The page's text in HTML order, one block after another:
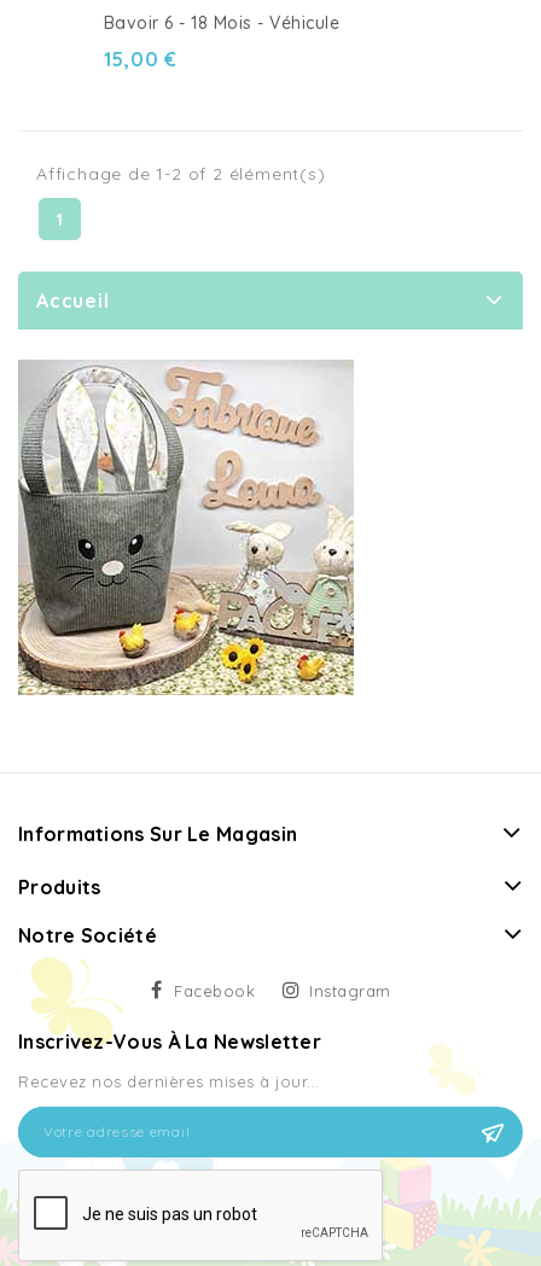
Bavoir 6 - 18 Mois - Véhicule
15,00 €
Affichage de 1-2 of 2 élément(s)
1
Accueil
Informations Sur Le Magasin
Produits
Notre Société
Facebook Instagram
Inscrivez-Vous À La Newsletter
Recevez nos dernières mises à jour...